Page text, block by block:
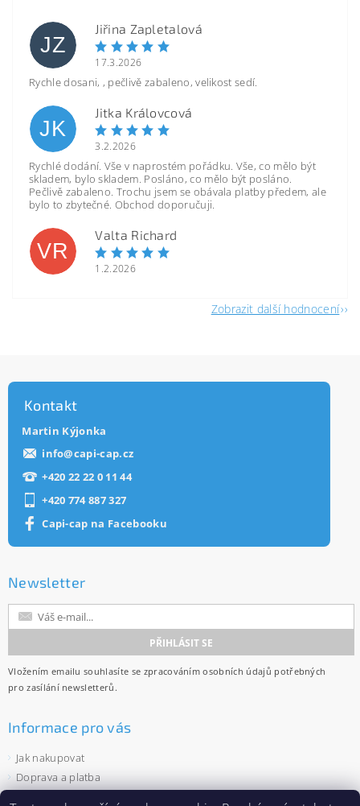
JZ
Jiřina Zapletalová
17.3.2026
Rychle dosani, , pečlivě zabaleno, velikost sedí.
JK
Jitka Královcová
3.2.2026
Rychlé dodání. Vše v naprostém pořádku. Vše, co mělo být
skladem, bylo skladem. Posláno, co mělo být posláno.
Pečlivě zabaleno. Trochu jsem se obávala platby předem, ale
bylo to zbytečné. Obchod doporučuji.
VR
Valta Richard
1.2.2026
Zobrazit další hodnocení
Kontakt
Martin Kýjonka
info@capi-cap.cz
+420 22 22 0 11 44
+420 774 887 327
Capi-cap na Facebooku
Newsletter
Vložením emailu souhlasíte se zpracováním osobních údajů potřebných
pro zasílání newsletterů.
Informace pro vás
Jak nakupovat
Doprava a platba